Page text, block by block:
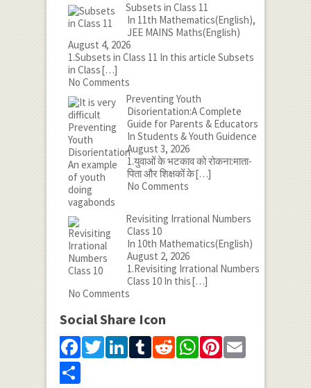
Subsets in Class 11
In 11th Mathematics(English),
JEE MAINS Maths(English)
August 4, 2026
1.Subsets in Class 11 In this article Subsets
in Class[…]
No Comments
Preventing Youth
Disorientation:A Complete
Guide for Parents & Educators
In Students & Youth Guidence
August 3, 2026
1.युवाओं के भटकाव को रोकना:माता-
पिता और शिक्षकों के[…]
No Comments
Revisiting Irrational Numbers
Class 10
In 10th Mathematics(English)
August 2, 2026
1.Revisiting Irrational Numbers
Class 10 In this[…]
No Comments
Social Share Icon
Facebook
Twitter
LinkedIn
Tumblr
Reddit
WhatsApp
Pinterest
Email
Share